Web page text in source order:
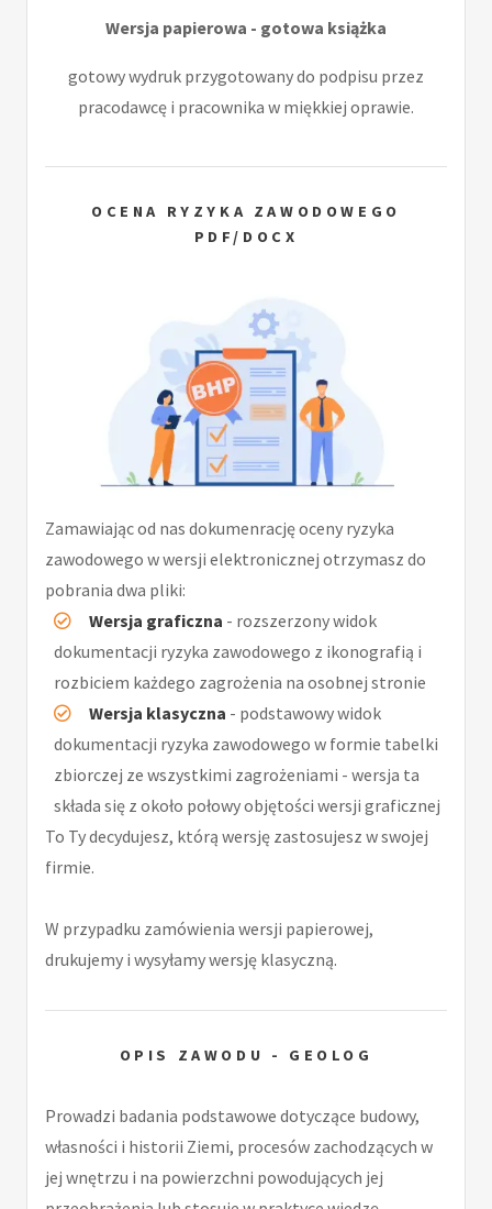
Wersja papierowa - gotowa książka
gotowy wydruk przygotowany do podpisu przez
pracodawcę i pracownika w miękkiej oprawie.
OCENA RYZYKA ZAWODOWEGO
PDF/DOCX
Zamawiając od nas dokumenrację oceny ryzyka
zawodowego w wersji elektronicznej otrzymasz do
pobrania dwa pliki:
Wersja graficzna - rozszerzony widok
dokumentacji ryzyka zawodowego z ikonografią i
rozbiciem każdego zagrożenia na osobnej stronie
Wersja klasyczna - podstawowy widok
dokumentacji ryzyka zawodowego w formie tabelki
zbiorczej ze wszystkimi zagrożeniami - wersja ta
składa się z około połowy objętości wersji graficznej
To Ty decydujesz, którą wersję zastosujesz w swojej
firmie.
W przypadku zamówienia wersji papierowej,
drukujemy i wysyłamy wersję klasyczną.
OPIS ZAWODU - GEOLOG
Prowadzi badania podstawowe dotyczące budowy,
własności i historii Ziemi, procesów zachodzących w
jej wnętrzu i na powierzchni powodujących jej